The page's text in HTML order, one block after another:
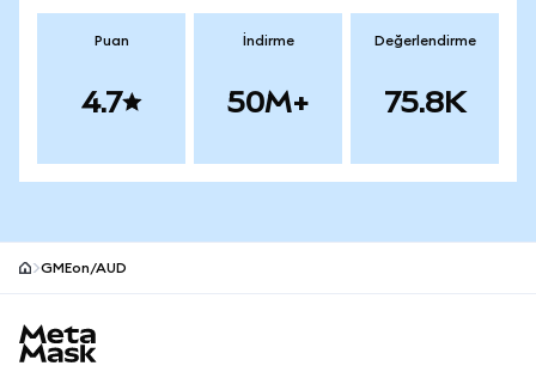
Puan
4.7
İndirme
50M+
Değerlendirme
75.8K
GMEon/AUD